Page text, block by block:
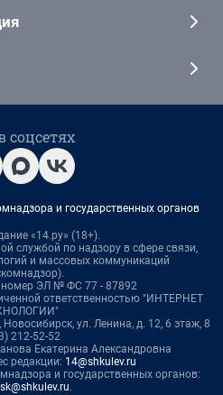
и государственных органов
«14.ру» (18+).
службой по надзору в сфере связи,
и массовых коммуникаций
номер ЭЛ № ФС 77 - 87892
ответственностью "ИНТЕРНЕТ
ул. Ленина, д. 12, 6 этаж, 8
212-52-52
Екатерина Александровна
редакции: 14@shkulev.ru
и государственных органов:
.